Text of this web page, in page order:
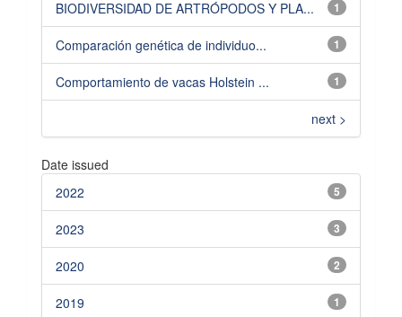
1
BIODIVERSIDAD DE ARTRÓPODOS Y PLA...
1
Comparación genética de individuo...
1
Comportamiento de vacas Holstein ...
next >
Date issued
5
2022
3
2023
2
2020
1
2019